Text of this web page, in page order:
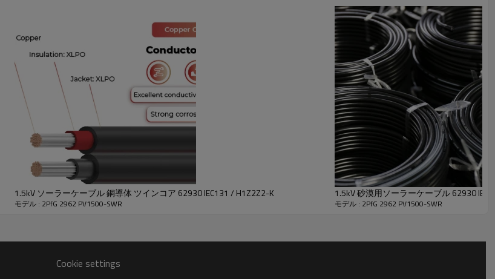
ジャケットの厚
(ミリメートル)
1.5kV ソーラーケーブル 銅導体 ツインコア 62930 IEC131 / H1Z2Z2-K
モデル : 2PfG 2962 PV1500-SWR
1.5kV 砂漠用ソーラーケーブル 62930
モデル : 2PfG 2962 PV1500-SWR
Cookie settings